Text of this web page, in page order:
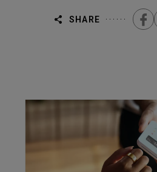
實績案例
聯絡我們
SHARE
新增
電子事業群
請點擊按鈕